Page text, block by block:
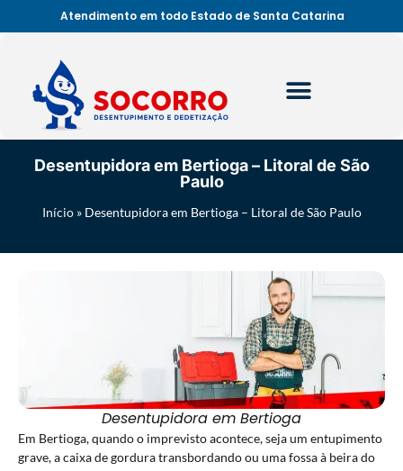
Atendimento em todo Estado de Santa Catarina
Desentupidora em Bertioga – Litoral de São
Paulo
Início» Desentupidora em Bertioga – Litoral de São Paulo
Desentupidora em Bertioga
Em Bertioga, quando o imprevisto acontece, seja um entupimento
grave, a caixa de gordura transbordando ou uma fossa à beira do